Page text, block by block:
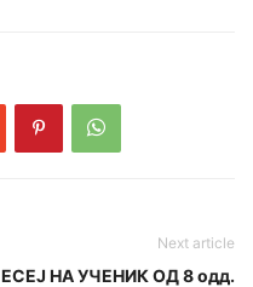
Next article
ЕСЕЈ НА УЧЕНИК ОД 8 одд.